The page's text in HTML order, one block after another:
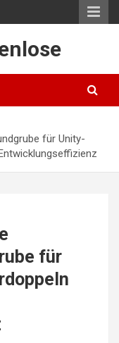
für Unity-
für